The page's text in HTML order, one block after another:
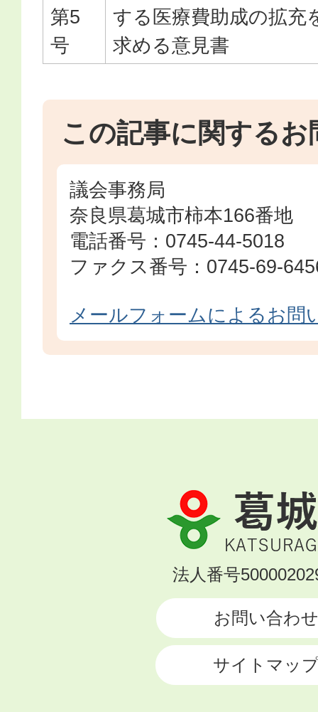
第5
号
する医療費助成の拡充
求める意見書
この記事に関するお
議会事務局
奈良県葛城市柿本166番地
電話番号：0745-44-5018
ファクス番号：0745-69-
メールフォームによるお問
葛
城
市
KATSURAGI
法人番号
お問い合わせ
サイトマッ